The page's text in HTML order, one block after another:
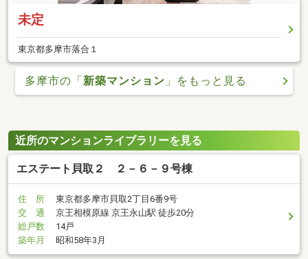
未定
東京都多摩市落合１
多摩市の「 新築マンション 」をもっと見る
近所のマンションライブラリーを見る
エステート貝取２ ２－６－９号棟
住 所
東京都多摩市貝取2丁目6番9号
交 通
京王相模原線 京王永山駅 徒歩20分
総戸数
14戸
築年月
昭和58年3月